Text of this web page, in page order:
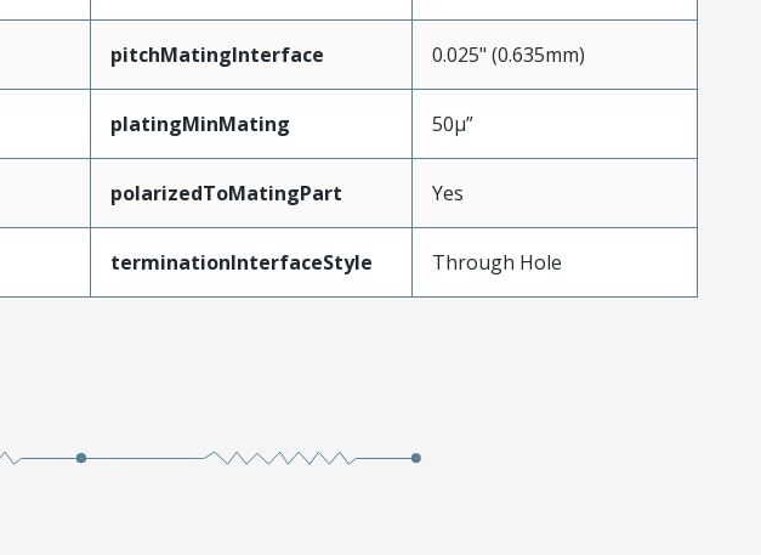
pitchMatingInterface 0.025" (0.635mm)
platingMinMating 50µ”
polarizedToMatingPart Yes
terminationInterfaceStyle Through Hole